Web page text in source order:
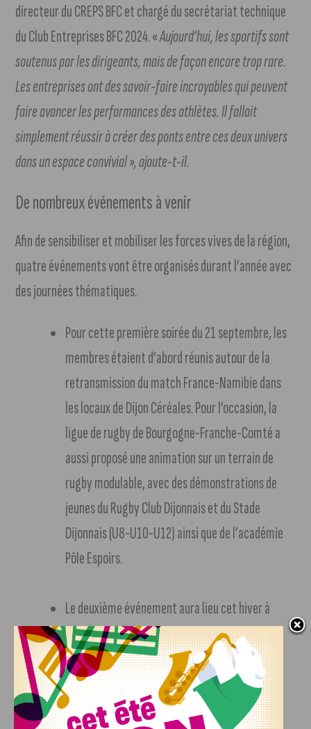
directeur du CREPS BFC et chargé du secrétariat technique
du Club Entreprises BFC 2024. «Aujourd’hui, les sportifs sont
soutenus par les dirigeants, mais de façon encore trop rare.
Les entreprises ont des savoir-faire incroyables qui peuvent
faire avancer les performances des athlètes. Il fallait
simplement réussir à créer des ponts entre ces deux univers
dans un espace convivial », ajoute-t-il.
De nombreux événements à venir
Afin de sensibiliser et mobiliser les forces vives de la région,
quatre événements vont être organisés durant l’année avec
des journées thématiques.
Pour cette première soirée du 21 septembre, les
membres étaient d’abord réunis autour de la
retransmission du match France-Namibie dans
les locaux de Dijon Céréales. Pour l’occasion, la
ligue de rugby de Bourgogne-Franche-Comté a
aussi proposé une animation sur un terrain de
rugby modulable, avec des démonstrations de
jeunes du Rugby Club Dijonnais et du Stade
Dijonnais (U8-U10-U12) ainsi que de l’académie
Pôle Espoirs.
Le deuxième événement aura lieu cet hiver à
Prémanon autour de la pratique du biathlon.
«L’objectif est aussi de montrer que nous avons
l’un des meilleurs équipements mondiales en
Bourgogne-Franche-Comté
« , insiste Pascal